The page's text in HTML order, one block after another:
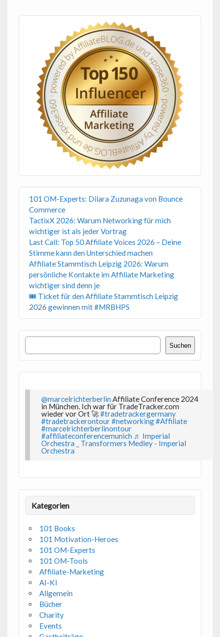
101 OM-Experts: Dilara Zuzunaga von Bounce
Commerce
TactixX 2026: Warum Networking für mich
wichtiger ist als jeder Vortrag
Last Call: Top 50 Affiliate Voices 2026 – Deine
Stimme kann den Unterschied machen
Affiliate Stammtisch Leipzig 2026: Warum
persönliche Kontakte im Affiliate Marketing
wichtiger sind denn je
🎟 Ticket für den Affiliate Stammtisch Leipzig
2026 gewinnen mit #MRBHPS
Suchen
Suchen
@marcelrichterberlin Affiliate Conference 2024
in München. Ich war für TradeTracker.com
wieder vor Ort 🚀#tradetrackergermany
#tradetrackerontour#networking#Affiliate
#marcelrichterberlinontour
#affiliateconferencemunich ♬ Imperial
Orchestra _ Transformers Medley - Imperial
Orchestra
Kategorien
101 Books
101 Motivation-Heroes
101 OM-Experts
101 OM-Tools
Affiliate-Marketing
AI-KI
Allgemein
Bücher
Charity
Events